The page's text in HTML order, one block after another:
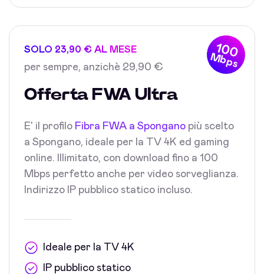
100
Mbps
SOLO 23,90 € AL MESE
per sempre, anzichè 29,90 €
Offerta FWA Ultra
E' il profilo Fibra FWA a Spongano più scelto
a Spongano, ideale per la TV 4K ed gaming
online. Illimitato, con download fino a 100
Mbps perfetto anche per video sorveglianza.
Indirizzo IP pubblico statico incluso.
Ideale per la TV 4K
IP pubblico statico